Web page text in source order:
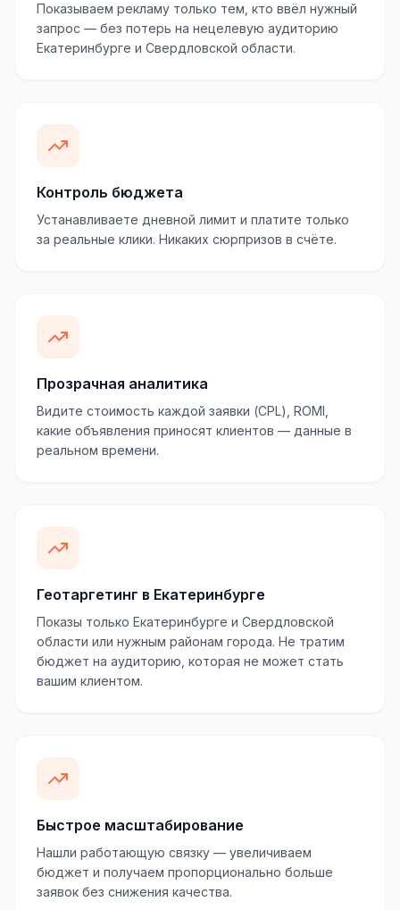
Показываем рекламу только тем, кто ввёл нужный
запрос — без потерь на нецелевую аудиторию
Екатеринбурге и Свердловской области.
Контроль бюджета
Устанавливаете дневной лимит и платите только
за реальные клики. Никаких сюрпризов в счёте.
Прозрачная аналитика
Видите стоимость каждой заявки (CPL), ROMI,
какие объявления приносят клиентов — данные в
реальном времени.
Геотаргетинг в Екатеринбурге
Показы только Екатеринбурге и Свердловской
области или нужным районам города. Не тратим
бюджет на аудиторию, которая не может стать
вашим клиентом.
Быстрое масштабирование
Нашли работающую связку — увеличиваем
бюджет и получаем пропорционально больше
заявок без снижения качества.